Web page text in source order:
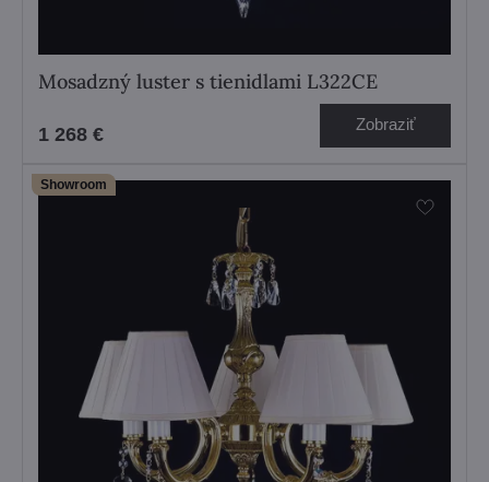
Mosadzný luster s tienidlami L322CE
1 268 € Zobraziť
Showroom